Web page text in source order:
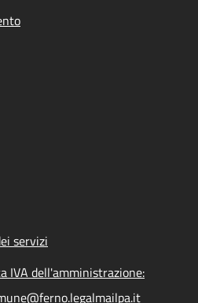
servizi
IVA dell'amministrazione: